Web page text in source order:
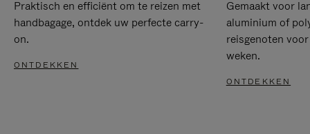
Praktisch en efficiënt om te reizen met
handbagage, ontdek uw perfecte carry-
on.
ONTDEKKEN
Gemaakt voor
aluminium of
reisgenoten
weken.
ONTDEKKEN